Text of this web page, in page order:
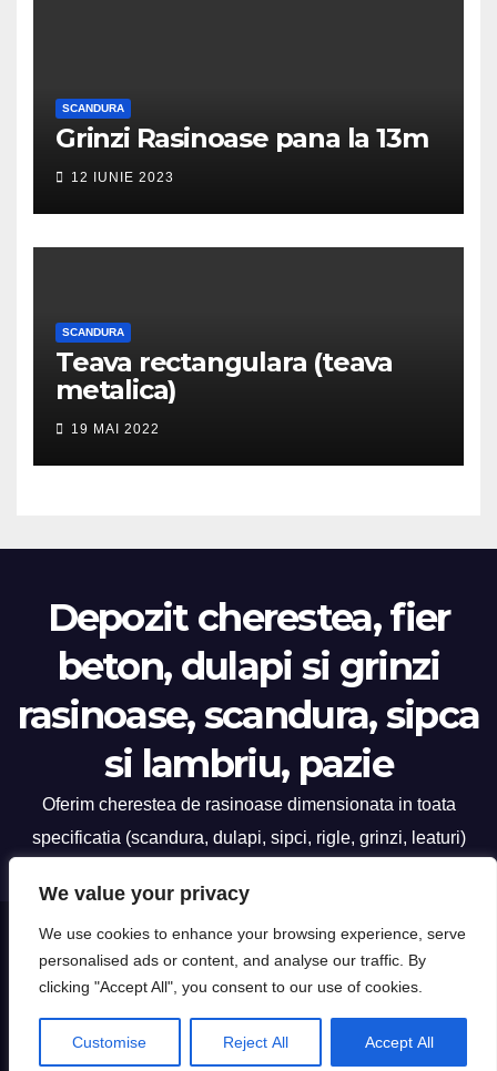
We value your privacy
We use cookies to enhance your browsing experience, serve
personalised ads or content, and analyse our traffic. By
clicking "Accept All", you consent to our use of cookies.
Customise Reject All Accept All
SCANDURA
Grinzi Rasinoase pana la 13m
12 IUNIE 2023
SCANDURA
Teava rectangulara (teava
metalica)
19 MAI 2022
Depozit cherestea, fier
beton, dulapi si grinzi
rasinoase, scandura, sipca
si lambriu, pazie
Oferim cherestea de rasinoase dimensionata in toata
specificatia (scandura, dulapi, sipci, rigle, grinzi, leaturi)
Proudly powered by WordPress|Theme: Newsup by Themeansar .
HomeOSB si TEGODulap rasinosGrinzi Rasinoase Plasa sudata (buzau)
Lambriu si Pazie ContactPoze din depozit 100% reale